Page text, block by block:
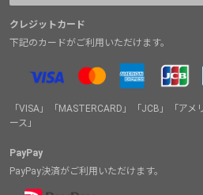
クレジットカード
下記のカードがご利用いただけます。
「VISA」「MASTERCARD」「JCB」「ア
ース」
PayPay
PayPay決済がご利用いただけます。